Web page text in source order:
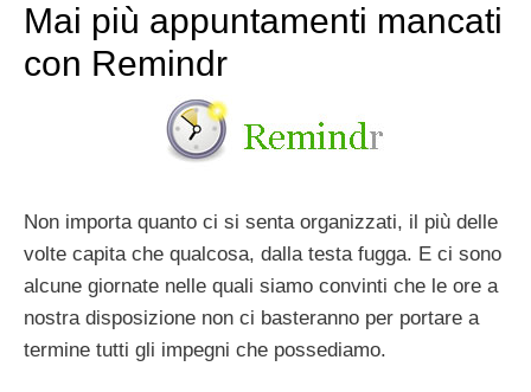
Mai più appuntamenti mancati
con Remindr
Non importa quanto ci si senta organizzati, il più delle
volte capita che qualcosa, dalla testa fugga. E ci sono
alcune giornate nelle quali siamo convinti che le ore a
nostra disposizione non ci basteranno per portare a
termine tutti gli impegni che possediamo.